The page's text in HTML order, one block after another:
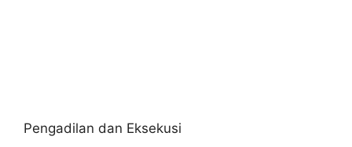
Pengadilan dan Eksekusi